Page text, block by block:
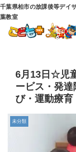
千葉県柏市の放課後等デイ
葉教室
6月13日☆児
ービス・発
び・運動療
未分類